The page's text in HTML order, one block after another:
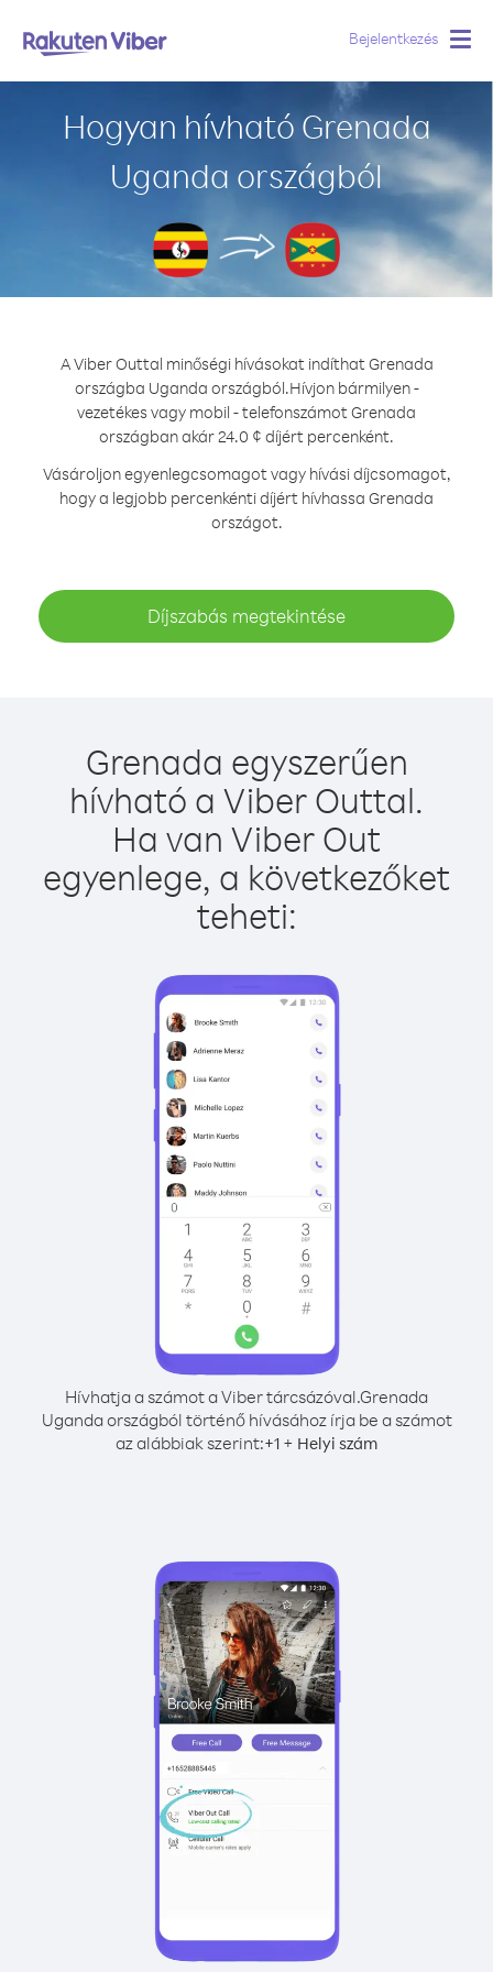
Bejelentkezés
Hogyan hívható Grenada
Uganda országból
A Viber Outtal minőségi hívásokat indíthat Grenada
országba Uganda országból.Hívjon bármilyen -
vezetékes vagy mobil - telefonszámot Grenada
országban akár 24.0 ¢ díjért percenként.
Vásároljon egyenlegcsomagot vagy hívási díjcsomagot,
hogy a legjobb percenkénti díjért hívhassa Grenada
országot.
Díjszabás megtekintése
Grenada egyszerűen
hívható a Viber Outtal.
Ha van Viber Out
egyenlege, a következőket
teheti:
Hívhatja a számot a Viber tárcsázóval.Grenada
Uganda országból történő hívásához írja be a számot
az alábbiak szerint:+1 + Helyi szám